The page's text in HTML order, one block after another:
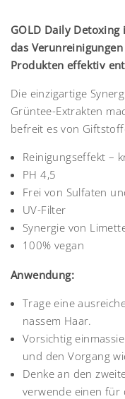
GOLD Daily
das
Produkten effektiv
Die einzigartige
Grüntee-Extrakten
befreit es von
Reinigungseffekt –
PH 4,5
Frei von Sulfaten
UV-Filter
Synergie von
100% vegan
Anwendung:
Trage eine
nassem Haar.
Vorsichtig
und den Vorgang
Denke an den
verwende einen für